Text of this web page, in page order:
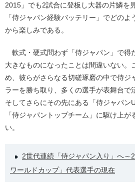
2015」でも2試合に登板し大器の片鱗を
「侍ジャパン経験バッテリー」でどの
から楽しみである。
軟式・硬式問わず「侍ジャパン」で得
大きなものになったことは間違いない。
め、彼らがさらなる切磋琢磨の中で侍ジ
ラーを勝ち取り、多くの選手が表舞台で
そしてさらにその先にある「侍ジャパン
「侍ジャパントップチーム」に駆け上
い。
2世代連続「侍ジャパン入り」へ～
ワールドカップ」代表選手の現在